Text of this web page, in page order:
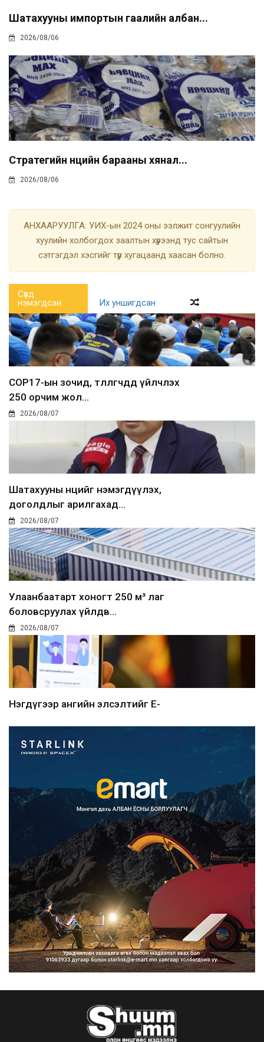
Шатахууны импортын гаалийн албан...
2026/08/06
Стратегийн нөөцийн барааны хянал...
2026/08/06
АНХААРУУЛГА: УИХ-ын 2024 оны ээлжит сонгуулийн
хуулийн холбогдох заалтын хүрээнд тус сайтын
сэтгэгдэл хэсгийг түр хугацаанд хаасан болно.
Сүүлд
нэмэгдсэн
Их уншигдсан
COP17-ын зочид, төлөөлөгчдөд үйлчлэх
250 орчим жол...
2026/08/07
Шатахууны нөөцийг нэмэгдүүлэх,
доголдлыг арилгахад...
2026/08/07
Улаанбаатарт хоногт 250 м³ лаг
боловсруулах үйлдв...
2026/08/07
Нэгдүгээр ангийн элсэлтийг E-
Францад иргэд рүү зөвшөөрөлгүй
сурталчилгааны дууд...
2026/08/07
Нийтийн тээврийн Ч:19А чиглэлийн
замналд түр хугац...
2026/08/07
Автомашины улсын дугаар сондгой